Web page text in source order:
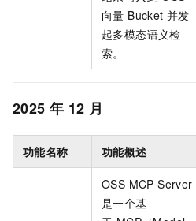
向量 Bucket 并发
起多模态语义检
索。
2025 年 12 月
功能名称 功能概述
OSS MCP Server
是一个基